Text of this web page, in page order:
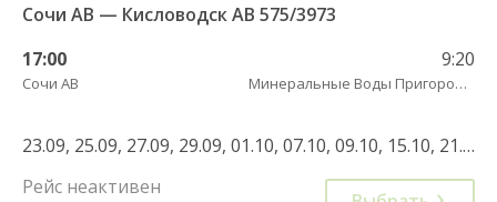
Сочи АВ — Кисловодск АВ 575/3973
17:00
Сочи АВ
9:20
Минеральные Воды Пригородный АВ
23.09, 25.09, 27.09, 29.09, 01.10, 07.10, 09.10, 15.10, 21.10, 23.10, 29.10, 21.09, 30.12
Рейс неактивен